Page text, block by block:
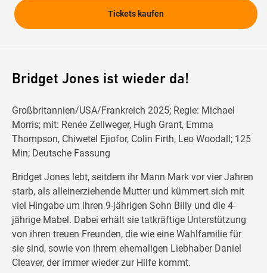
Tickets kaufen
Bridget Jones ist wieder da!
Großbritannien/USA/Frankreich 2025; Regie: Michael
Morris; mit: Renée Zellweger, Hugh Grant, Emma
Thompson, Chiwetel Ejiofor, Colin Firth, Leo Woodall; 125
Min; Deutsche Fassung
Bridget Jones lebt, seitdem ihr Mann Mark vor vier Jahren
starb, als alleinerziehende Mutter und kümmert sich mit
viel Hingabe um ihren 9-jährigen Sohn Billy und die 4-
jährige Mabel. Dabei erhält sie tatkräftige Unterstützung
von ihren treuen Freunden, die wie eine Wahlfamilie für
sie sind, sowie von ihrem ehemaligen Liebhaber Daniel
Cleaver, der immer wieder zur Hilfe kommt.